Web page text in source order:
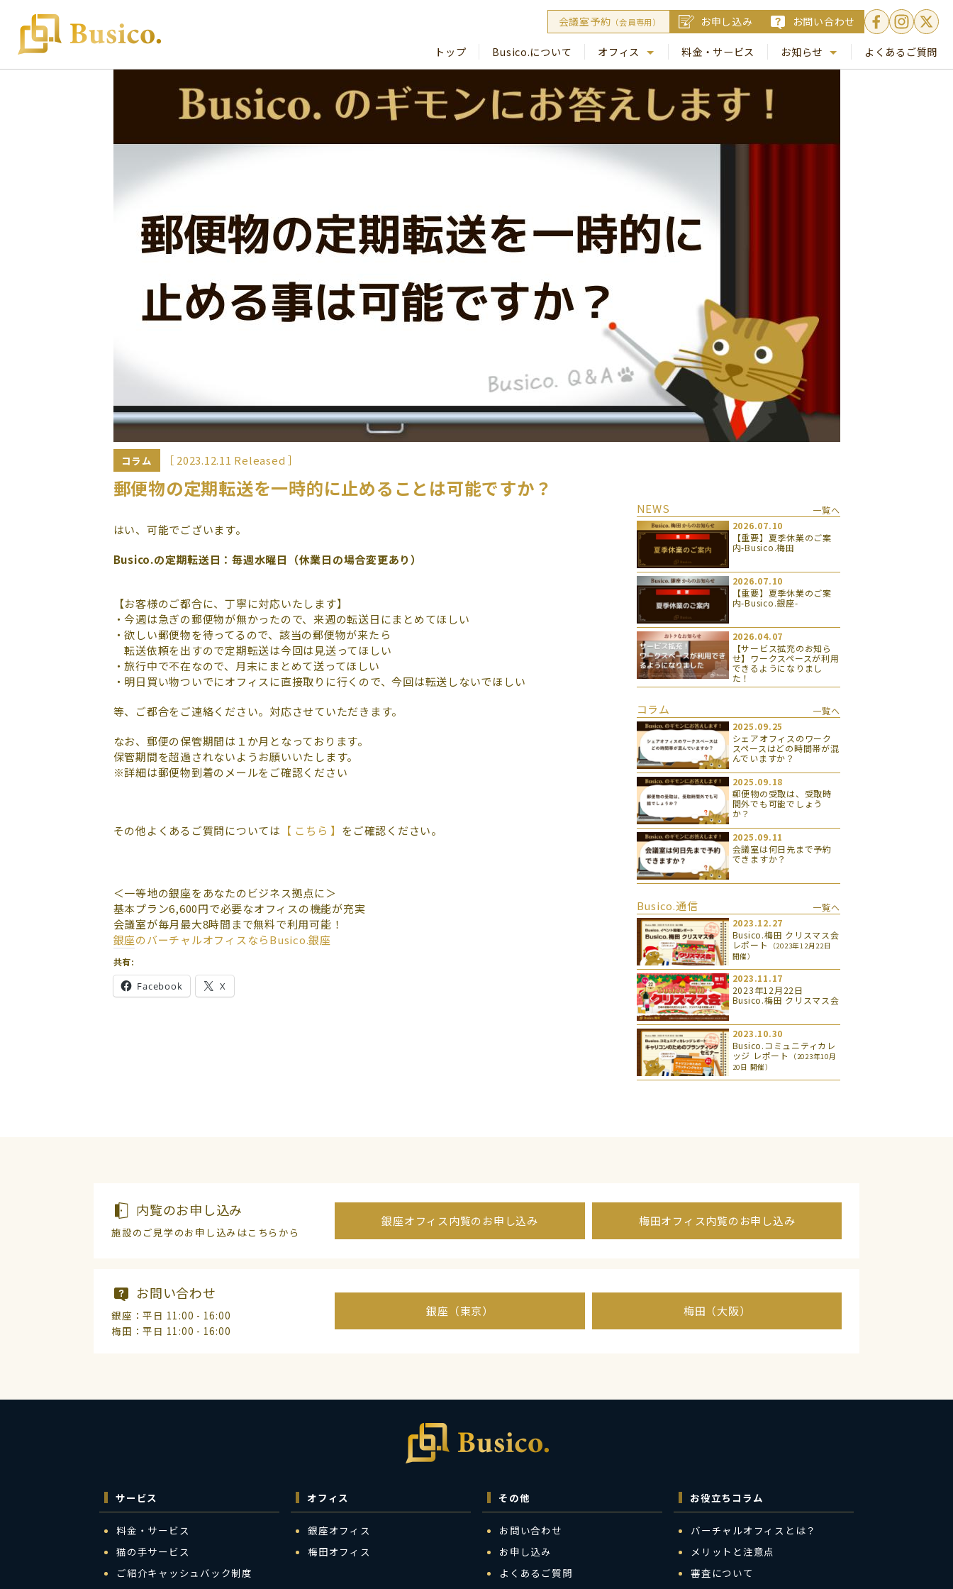
会議室予約 （会員専用） お申し込み お問い合わせ
トップ Busico.について
オフィス
Busico. 梅田
料金・サービス
お知らせ
Busico.通信
よくあるご質問
コラム ［ 2023.12.11 Released ］
郵便物の定期転送を一時的に止めることは可能ですか？
はい、可能でございます。
Busico.の定期転送日：毎週水曜日（休業日の場合変更あり）
【お客様のご都合に、丁寧に対応いたします】
・今週は急ぎの郵便物が無かったので、来週の転送日にまとめてほしい
・欲しい郵便物を待ってるので、該当の郵便物が来たら
転送依頼を出すので定期転送は今回は見送ってほしい
・旅行中で不在なので、月末にまとめて送ってほしい
・明日買い物ついでにオフィスに直接取りに行くので、今回は転送しないでほしい
等、ご都合をご連絡ください。対応させていただきます。
なお、郵便の保管期間は１か月となっております。
保管期間を超過されないようお願いいたします。
※詳細は郵便物到着のメールをご確認ください
その他よくあるご質問については 【 こちら 】 をご確認ください。
＜一等地の銀座をあなたのビジネス拠点に＞
基本プラン6,600円で必要なオフィスの機能が充実
会議室が毎月最大8時間まで無料で利用可能！
銀座のバーチャルオフィスならBusico.銀座
共有:
Facebook X
NEWS
一覧へ
2026.07.10
【重要】夏季休業のご案
内-Busico.梅田
2026.07.10
【重要】夏季休業のご案
内-Busico.銀座-
2026.04.07
【サービス拡充のお知ら
せ】ワークスペースが利用
できるようになりまし
た！
コラム
一覧へ
2025.09.25
シェアオフィスのワーク
スペースはどの時間帯が混
んでいますか？
2025.09.18
郵便物の受取は、受取時
間外でも可能でしょう
か？
2025.09.11
会議室は何日先まで予約
できますか？
Busico.通信
一覧へ
2023.12.27
Busico.梅田 クリスマス会
レポート
（2023年12月22日
開催）
2023.11.17
2023年12月22日
Busico.梅田 クリスマス会
2023.10.30
Busico.コミュニティカレ
ッジ レポート
（2023年10月
20日 開催）
内覧のお申し込み
施設のご見学のお申し込みはこちらから
銀座オフィス内覧のお申し込み 梅田オフィス内覧のお申し込み
お問い合わせ
銀座：平日 11:00 - 16:00
梅田：平日 11:00 - 16:00
銀座（東京） 梅田（大阪）
サービス
料金・サービス
猫の手サービス
ご紹介キャッシュバック制度
オフィス
銀座オフィス
梅田オフィス
その他
お問い合わせ
お申し込み
よくあるご質問
お役立ちコラム
バーチャルオフィスとは？
メリットと注意点
審査について